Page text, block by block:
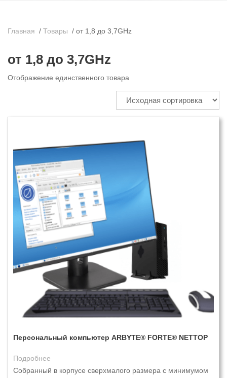
Главная / Товары / от 1,8 до 3,7GHz
от 1,8 до 3,7GHz
Отображение единственного товара
Персональный компьютер ARBYTE® FORTE® NETTOP
Подробнее
Собранный в корпусе сверхмалого размера с минимумом